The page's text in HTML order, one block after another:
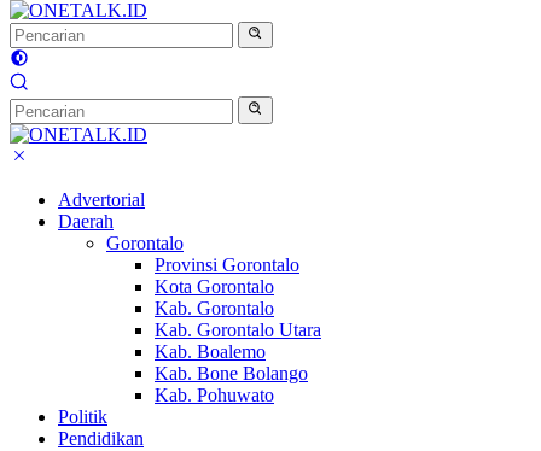
Advertorial
Daerah
Gorontalo
Provinsi Gorontalo
Kota Gorontalo
Kab. Gorontalo
Kab. Gorontalo Utara
Kab. Boalemo
Kab. Bone Bolango
Kab. Pohuwato
Politik
Pendidikan